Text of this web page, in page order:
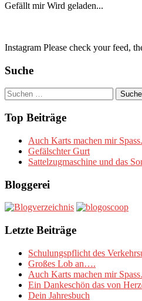
Gefällt mir Wird geladen...
Instagram Please check your feed,
Suche
Suchen
nach:
Top Beiträge
Auch Karts machen mir
Gefälschter Gurt
Sattelzugmaschine und das
Bloggerei
Letzte Beiträge
Schulungspflicht des
Großes Lob an….
Auch Karts machen mir
Ein Dankeschön das von
Dein Jahresbuch